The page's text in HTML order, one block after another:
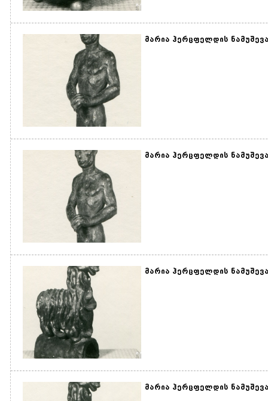
მარია ჰერცფელდის
მარია ჰერცფელდის
მარია ჰერცფელდის
მარია ჰერცფელდის